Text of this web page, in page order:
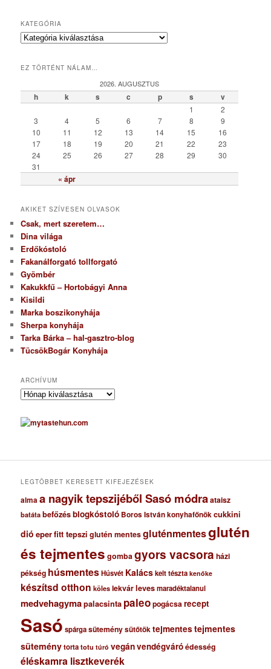
KATEGÓRIA
K
e
ó
r
EZ TÖRTÉNT NÁLAM…
2026. AUGUSZTUS
h k s c p s v
« ápr
1
2
3
4 5 6 7 8
9
10
11 12 13 14 15
16
17
18 19 20 21 22
23
24
25 26 27 28 29
30
31
AKIKET SZÍVESEN OLVASOK
Csak, mert szeretem…
Dina világa
Erdőkóstoló
Fakanálforgató tollforgató
Gyömbér
Kakukkfű – Hortobágyi Anna
Kisildi
Marka boszikonyhája
Sherpa konyhája
Tarka Bárka – hal-gasztro-blog
TücsökBogár Konyhája
ARCHÍVUM
A
c
h
u
LEGTÖBBET KERESETT KIFEJEZÉSEK
almaa nagyik tepszijéből Sasó módraataisz
batáta befőzésblogkóstoló Boros István konyhafőnökcukkini
dió eperfitt tepszi glutén mentesgluténmentesglutén
és tejmentes gombagyors vacsora házi
pékség húsmentesHúsvét Kalácskelt tészta kenőke
készítsd otthon köles lekvárlevesmaradéktalanul
medvehagymapalacsinta paleopogácsarecept
Sasó spárgasüteménysütőtöktejmentestejmentes
süteménytorta totu túró vegánvendégváróédesség
éléskamra lisztkeverék